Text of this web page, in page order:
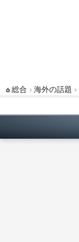
総合 › 海外の話題 ›